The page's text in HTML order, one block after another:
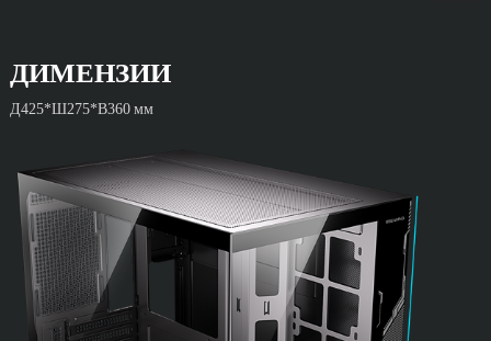
ДИМЕНЗИИ
Д425*Ш275*В360 мм